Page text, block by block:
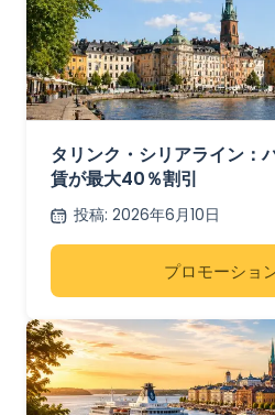
タリンク・シリアライン：
賃が最大40％割引
投稿: 2026年6月10日
プロモーショ